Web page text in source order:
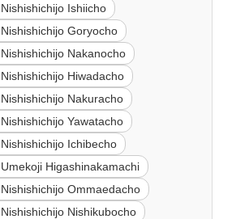
Ishiicho
Goryocho
Nakanocho
Hiwadacho
Nakuracho
Yawatacho
Ichibecho
Higashinakamachi
Ommaedacho
Nishikubocho